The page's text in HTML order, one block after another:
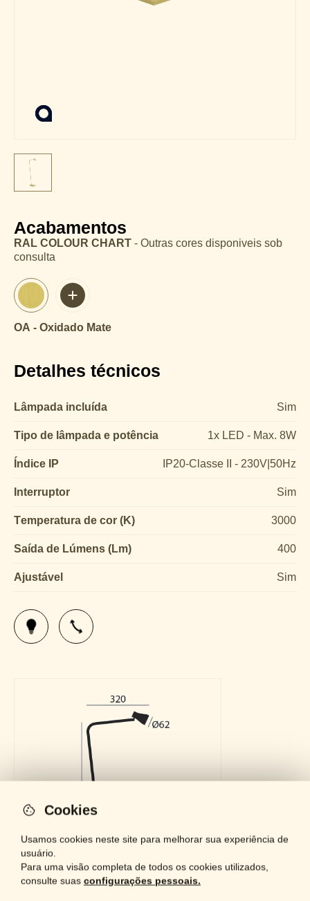
Acabamentos
RAL COLOUR CHART - Outras cores disponiveis sob
consulta
OA - Oxidado Mate
Detalhes técnicos
Lâmpada incluída Sim
Tipo de lâmpada e potência 1x LED - Max. 8W
Índice IP IP20-Classe II - 230V|50Hz
Interruptor Sim
Temperatura de cor (K) 3000
Saída de Lúmens (Lm) 400
Ajustável Sim
Cookies
Usamos cookies neste site para melhorar sua experiência de
usuário.
Para uma visão completa de todos os cookies utilizados,
consulte suas configurações pessoais.